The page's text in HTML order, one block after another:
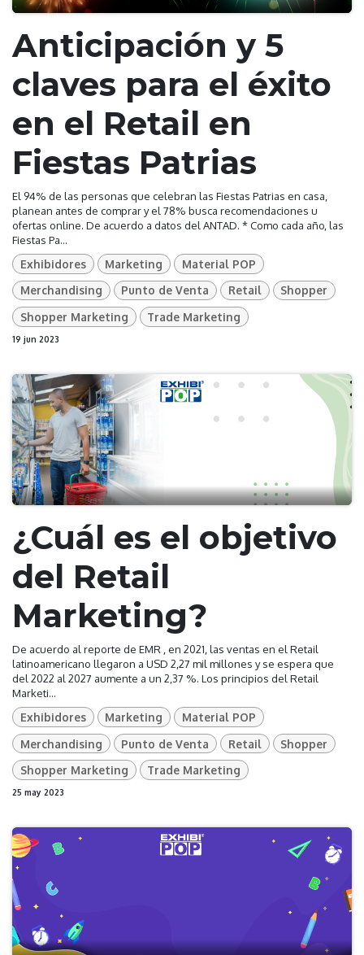
Anticipación y 5
claves para el éxito
en el Retail en
Fiestas Patrias
El 94% de las personas que celebran las Fiestas Patrias en casa,
planean antes de comprar y el 78% busca recomendaciones u
ofertas online. De acuerdo a datos del ANTAD. * Como cada año, las
Fiestas Pa...
Exhibidores Marketing
Material POP
Merchandising
Punto de Venta Retail
Shopper
Shopper Marketing
Trade Marketing
19 jun 2023
¿Cuál es el objetivo
del Retail
Marketing?
De acuerdo al reporte de EMR , en 2021, las ventas en el Retail
latinoamericano llegaron a USD 2,27 mil millones y se espera que
del 2022 al 2027 aumente a un 2,37 %. Los principios del Retail
Marketi...
Exhibidores Marketing
Material POP
Merchandising
Punto de Venta Retail
Shopper
Shopper Marketing
Trade Marketing
25 may 2023